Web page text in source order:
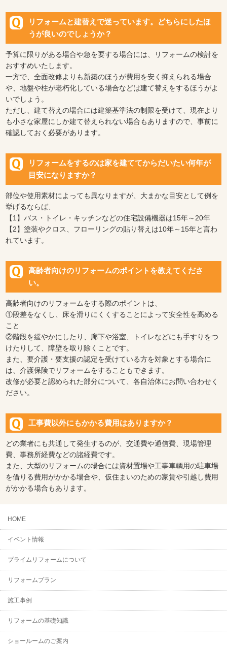
リフォームと建替えで迷っています。どちらにしたほ
うが良いのでしょうか？
予算に限りがある場合や急を要する場合には、リフォームの検討を
おすすめいたします。
一方で、全面改修よりも新築のほうが費用を安く抑えられる場合
や、地盤や柱が老朽化している場合などは建て替えをするほうがよ
いでしょう。
ただし、建て替えの場合には建築基準法の制限を受けて、現在より
も小さな家屋にしか建て替えられない場合もありますので、事前に
確認しておく必要があります。
リフォームをするのは家を建ててからだいたい何年が
目安になりますか？
部位や使用素材によっても異なりますが、大まかな目安として例を
挙げるならば、
【1】バス・トイレ・キッチンなどの住宅設備機器は15年～20年
【2】塗装やクロス、フローリングの貼り替えは10年～15年と言わ
れています。
高齢者向けのリフォームのポイントを教えてくださ
い。
高齢者向けのリフォームをする際のポイントは、
①段差をなくし、床を滑りにくくすることによって安全性を高める
こと
②階段を緩やかにしたり、廊下や浴室、トイレなどにも手すりをつ
けたりして、障壁を取り除くことです。
また、要介護・要支援の認定を受けている方を対象とする場合に
は、介護保険でリフォームをすることもできます。
改修が必要と認められた部分について、各自治体にお問い合わせく
ださい。
工事費以外にもかかる費用はありますか？
どの業者にも共通して発生するのが、交通費や通信費、現場管理
費、事務所経費などの諸経費です。
また、大型のリフォームの場合には資材置場や工事車輌用の駐車場
を借りる費用がかかる場合や、仮住まいのための家賃や引越し費用
がかかる場合もあります。
HOME
イベント情報
プライムリフォームについて
リフォームプラン
施工事例
リフォームの基礎知識
ショールームのご案内